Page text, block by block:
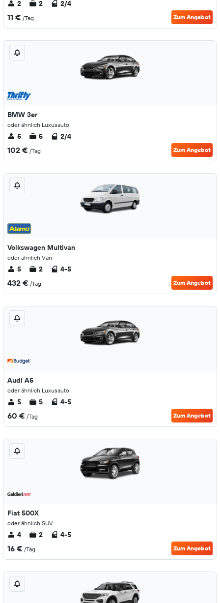
2 2 2/4
11 € /Tag Zum Angebot
BMW 3er
oder ähnlich Luxusauto
5 5 2/4
102 € /Tag Zum Angebot
Volkswagen Multivan
oder ähnlich Van
5 2 4-5
432 € /Tag Zum Angebot
Audi A5
oder ähnlich Luxusauto
5 5 4-5
60 € /Tag Zum Angebot
Fiat 500X
oder ähnlich SUV
4 2 4-5
16 € /Tag Zum Angebot